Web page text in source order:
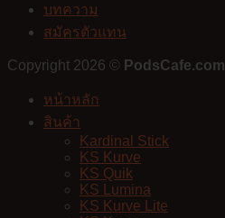
บทความ
สมัครตัวแทน
Copyright 2026 © PodsCafe.com
หน้าหลัก
สินค้า
Kardinal Stick
KS Kurve
KS Quik
KS Lumina
KS Kurve Lite